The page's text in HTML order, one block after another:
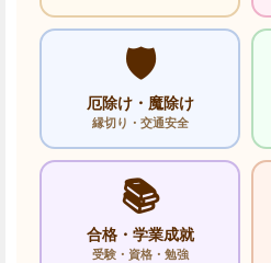
🛡️
厄除け・魔除け
縁切り・交通安全
📚
合格・学業成就
受験・資格・勉強